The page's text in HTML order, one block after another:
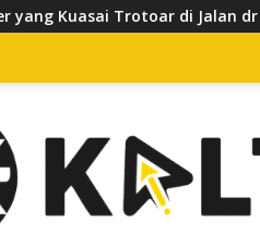
dr Sutomo, Pelaku Usaha